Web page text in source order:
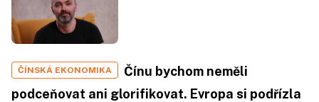
ČÍNSKÁ EKONOMIKA
Čínu bychom neměli
podceňovat ani glorifikovat. Evropa si podřízla